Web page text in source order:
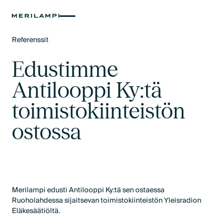
Referenssit
Edustimme
Antilooppi Ky:tä
toimistokiinteistön
ostossa
Merilampi edusti Antilooppi Ky:tä sen ostaessa
Ruoholahdessa sijaitsevan toimistokiinteistön Yleisradion
Eläkesäätiöltä.